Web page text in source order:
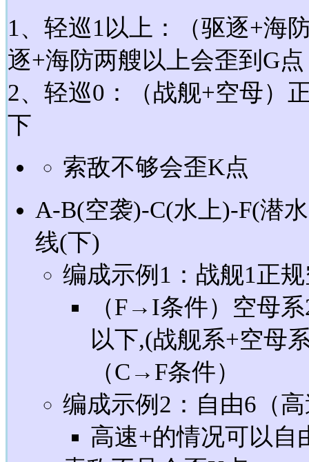
1、轻巡1以上：（驱逐+海
逐+海防两艘以上会歪到G点
2、轻巡0：（战舰+空母）
下
索敌不够会歪K点
A-B(空袭)-C(水上)-F(潜
线(下)
编成示例1：战舰1正
（F→I条件）空母
以下,(战舰系+空母
（C→F条件）
编成示例2：自由6（
高速+的情况可以自